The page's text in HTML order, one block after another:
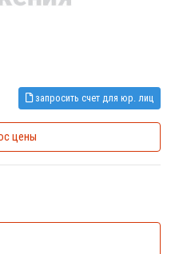
запросить счет для юр. лиц
цены